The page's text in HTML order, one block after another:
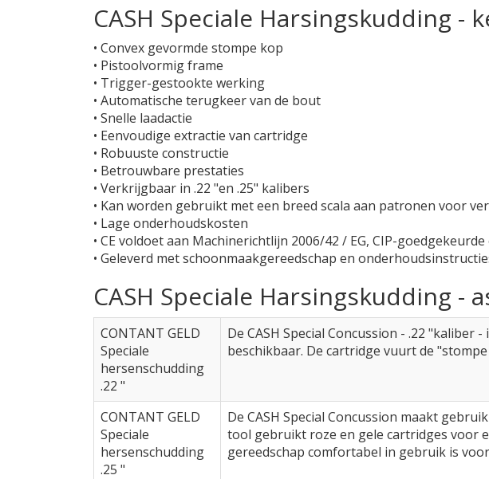
CASH Speciale Harsingskudding -
• Convex gevormde stompe kop
• Pistoolvormig frame
• Trigger-gestookte werking
• Automatische terugkeer van de bout
• Snelle laadactie
• Eenvoudige extractie van cartridge
• Robuuste constructie
• Betrouwbare prestaties
• Verkrijgbaar in .22 "en .25" kalibers
• Kan worden gebruikt met een breed scala aan patronen voor
• Lage onderhoudskosten
• CE voldoet aan Machinerichtlijn 2006/42 / EG, CIP-
• Geleverd met schoonmaakgereedschap en
CASH Speciale Harsingskudding -
CONTANT GELD
Speciale
hersenschudding
.22 "
De CASH Special Concussion - .22
beschikbaar. De cartridge vuurt de
CONTANT GELD
Speciale
hersenschudding
.25 "
De CASH Special Concussion maakt
tool gebruikt roze en gele cartridges voor
gereedschap comfortabel in gebruik is